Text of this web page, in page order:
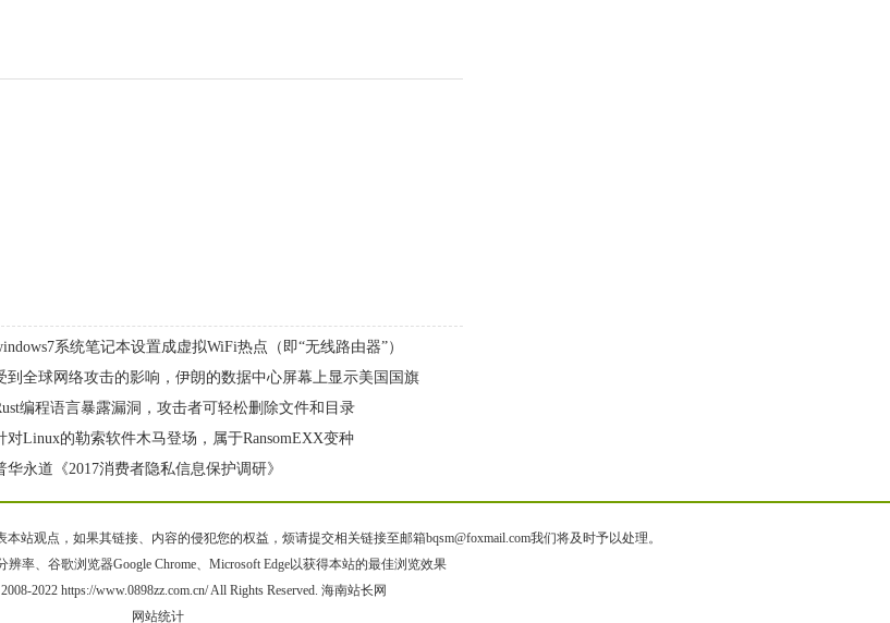
系统笔记本设置成虚拟WiFi热点（即“无线路由器”）
到全球网络攻击的影响，伊朗的数据中心屏幕上显示美国国旗
编程语言暴露漏洞，攻击者可轻松删除文件和目录
对Linux的勒索软件木马登场，属于RansomEXX变种
华永道《2017消费者隐私信息保护调研》
站观点，如果其链接、内容的侵犯您的权益，烦请提交相关链接至邮箱bqsm@foxmail.com我们将及时予以处理。
辨率、谷歌浏览器Google Chrome、Microsoft Edge以获得本站的最佳浏览效果
2022 https://www.0898zz.com.cn/ All Rights Reserved. 海南站长网
网站统计